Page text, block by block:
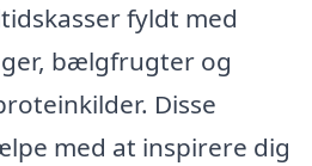
fyldt med
bælgfrugter og
Disse
med at inspirere dig